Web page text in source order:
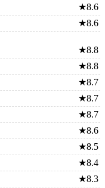
★8.6
★8.6
★8.8
★8.8
★8.7
★8.7
★8.7
★8.6
★8.5
★8.4
★8.3